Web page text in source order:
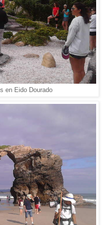
en Eido Dourado